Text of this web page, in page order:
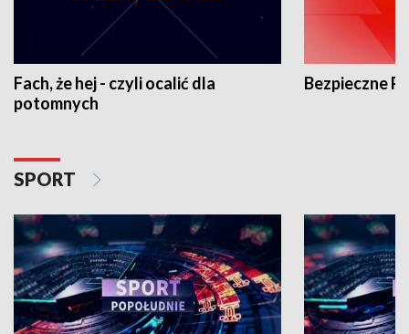
Fach, że hej - czyli ocalić dla
potomnych
Bezpieczne
SPORT